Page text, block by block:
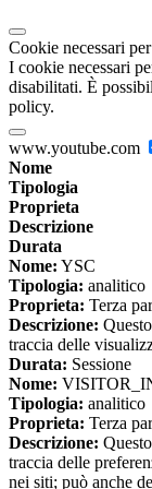
Cookie necessari
I cookie necessari
disabilitati. È
policy.
www.youtube.com
Nome
Tipologia
Proprieta
Descrizione
Durata
Nome: YSC
Tipologia: analitico
Proprieta: Terza
Descrizione:
traccia delle
Durata: Sessione
Nome:
Tipologia: analitico
Proprieta: Terza
Descrizione:
traccia delle
nei siti; può anche